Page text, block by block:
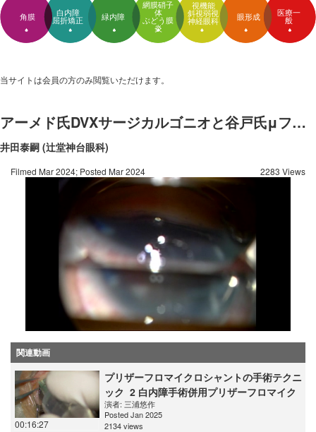
角膜
白内障
屈折矯正
緑内障
網膜硝子
体
ぶどう膜
炎
視機能
斜視弱視
神経眼科
眼形成
医療一
般
当サイトは会員の方のみ閲覧いただけます。
アーメド氏DVXサージカルゴニオと谷戸氏μフックによる360°トラベクロトミー
井田泰嗣 (辻堂神台眼科)
Filmed Mar 2024; Posted Mar 2024 2283 Views
関連動画
00:16:27
プリザーフロマイクロシャントの手術テクニ
ック_2 白内障手術併用プリザーフロマイク
ロシャント手術
演者: 三浦悠作
Posted Jan 2025
2134 views